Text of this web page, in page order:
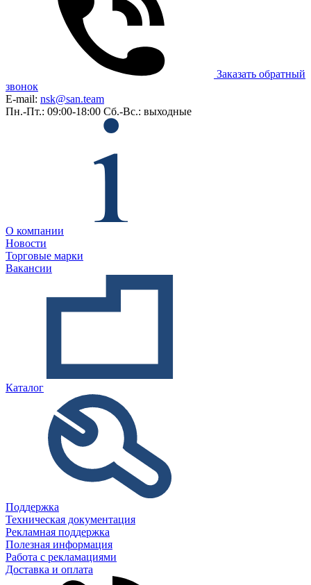
Заказать обратный
звонок
E-mail: nsk@san.team
Пн.-Пт.: 09:00-18:00 Сб.-Вс.: выходные
О компании
Новости
Торговые марки
Вакансии
Каталог
Поддержка
Техническая документация
Рекламная поддержка
Полезная информация
Работа с рекламациями
Доставка и оплата